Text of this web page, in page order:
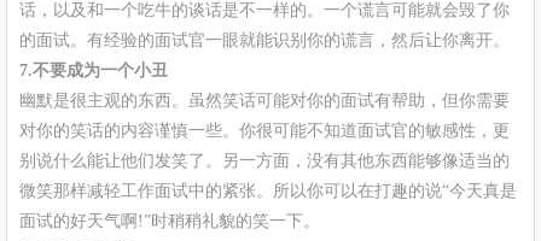
话，以及和一个吃牛的谈话是不一样的。一个谎言可能就会毁了你
的面试。有经验的面试官一眼就能识别你的谎言，然后让你离开。
7.不要成为一个小丑
幽默是很主观的东西。虽然笑话可能对你的面试有帮助，但你需要
对你的笑话的内容谨慎一些。你很可能不知道面试官的敏感性，更
别说什么能让他们发笑了。另一方面，没有其他东西能够像适当的
微笑那样减轻工作面试中的紧张。所以你可以在打趣的说“今天真是
面试的好天气啊!”时稍稍礼貌的笑一下。